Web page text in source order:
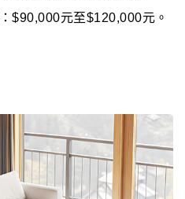
$90,000元至$120,000元。